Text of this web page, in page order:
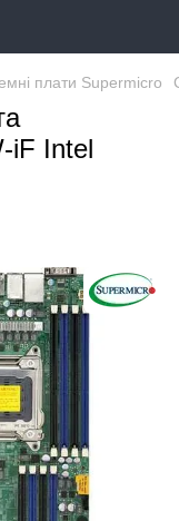
плати Supermicro
iF Intel